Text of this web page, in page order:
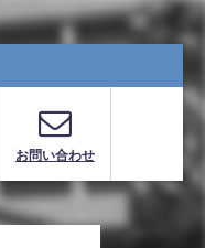
お問い合わせ